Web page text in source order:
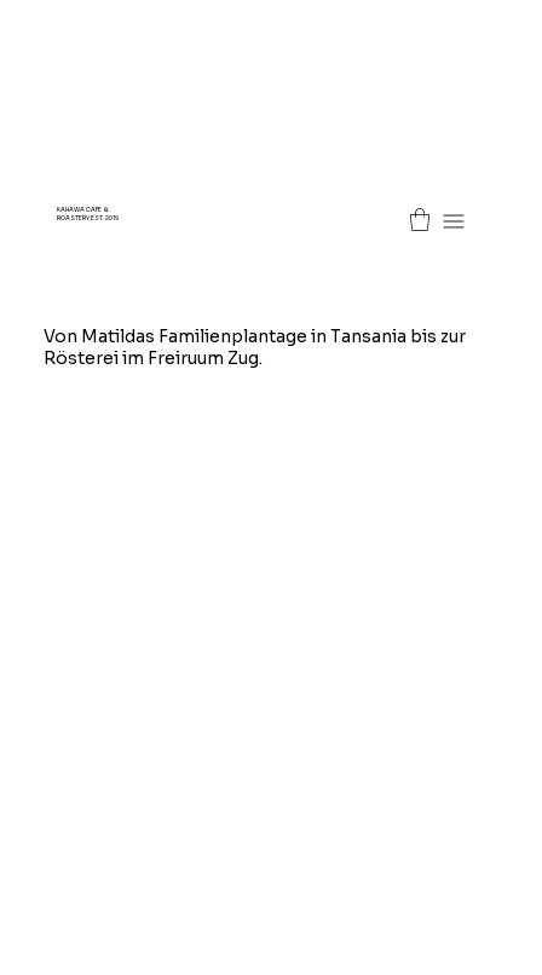
KAHAWA CAFE &
ROASTERY EST. 2019
Von Matildas Familienplantage in Tansania bis zur
Rösterei im Freiruum Zug.